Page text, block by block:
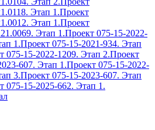
Этап 1.Проект
Этап 1.Проект
Этап 1.Проект 075-15-2022-
1.Проект 075-15-2021-934. Этап
075-15-2022-1209. Этап 2.Проект
607. Этап 1.Проект 075-15-2022-
3.Проект 075-15-2023-607. Этап
075-15-2025-662. Этап 1.